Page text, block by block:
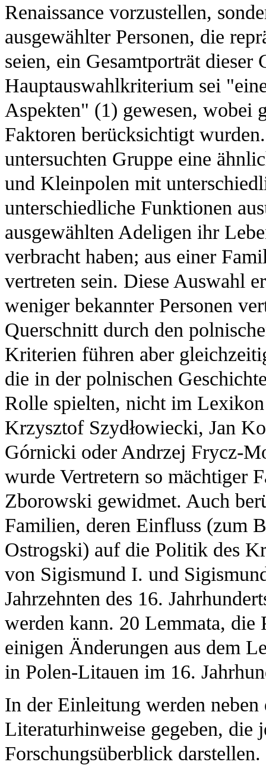
Renaissance vorzustellen,
ausgewählter Personen, die
seien, ein Gesamtporträt dieser
Hauptauswahlkriterium sei
Aspekten" (1) gewesen, wobei
Faktoren berücksichtigt
untersuchten Gruppe eine
und Kleinpolen mit
unterschiedliche Funktionen
ausgewählten Adeligen ihr
verbracht haben; aus einer
vertreten sein. Diese Auswahl
weniger bekannter Personen
Querschnitt durch den
Kriterien führen aber
die in der polnischen
Rolle spielten, nicht im
Krzysztof Szydłowiecki, Jan
Górnicki oder Andrzej Frycz-
wurde Vertretern so mächtiger
Zborowski gewidmet. Auch
Familien, deren Einfluss (zum
Ostrogski) auf die Politik des
von Sigismund I. und
Jahrzehnten des 16.
werden kann. 20 Lemmata, die
einigen Änderungen aus dem
in Polen-Litauen im 16.
In der Einleitung werden
Literaturhinweise gegeben, die
Forschungsüberblick